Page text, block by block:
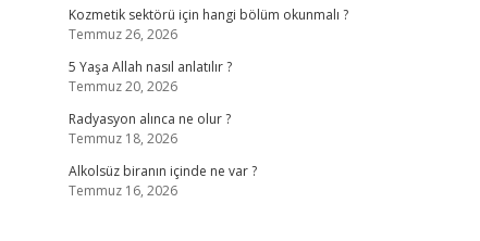
Kozmetik sektörü için hangi bölüm okunmalı ?
Temmuz 26, 2026
5 Yaşa Allah nasıl anlatılır ?
Temmuz 20, 2026
Radyasyon alınca ne olur ?
Temmuz 18, 2026
Alkolsüz biranın içinde ne var ?
Temmuz 16, 2026